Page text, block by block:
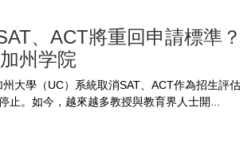
、ACT將重回申請標準
州学院
大學（UC）系統取消SAT、ACT作為招生評
止。如今，越來越多教授與教育界人士開...